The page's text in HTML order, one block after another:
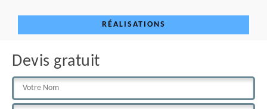
RÉALISATIONS
Devis gratuit